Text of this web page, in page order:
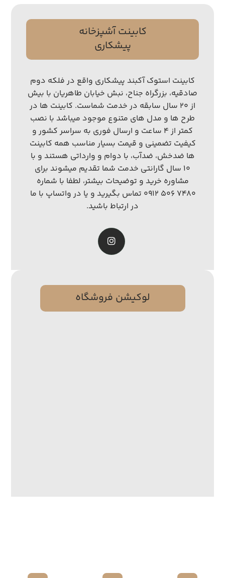
کابینت آشپزخانه
پیشکاری
کابینت استوک آکبند پیشکاری واقع در فلکه دوم
صادقیه، بزرگراه جناح، نبش خیابان طاهریان با بیش
از ۲۰ سال سابقه در خدمت شماست. کابینت ها در
طرح ها و مدل های متنوع موجود میباشد با نصب
کمتر از ۴ ساعت و ارسال فوری به سراسر کشور و
کیفیت تضمینی و قیمت بسیار مناسب همه کابینت
ها ضدخش، ضدآب، با دوام و وارداتی هستند و با
۱۰ سال گارانتی خدمت شما تقدیم میشوند برای
مشاوره خرید و توضیحات بیشتر، لطفا با شماره
۷۴۸۰ ۵۰۶ ۰۹۱۲ تماس بگیرید و یا در واتساپ با ما
در ارتباط باشید.
لوکیشن فروشگاه